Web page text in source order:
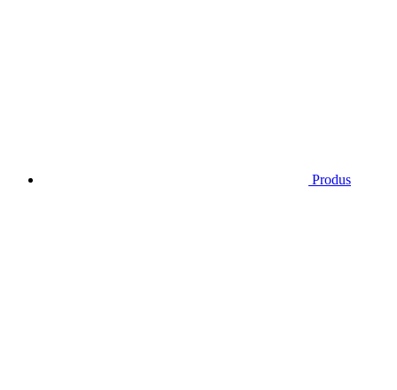
Produs